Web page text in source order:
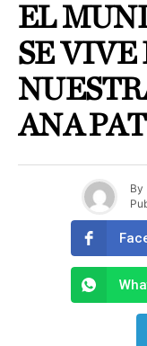
EL
SE VIVE
ANA
By